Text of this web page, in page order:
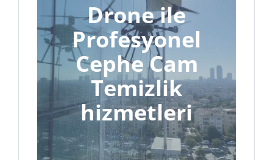
Drone ile
Profesyonel
Cephe Cam
Temizlik
hizmetleri